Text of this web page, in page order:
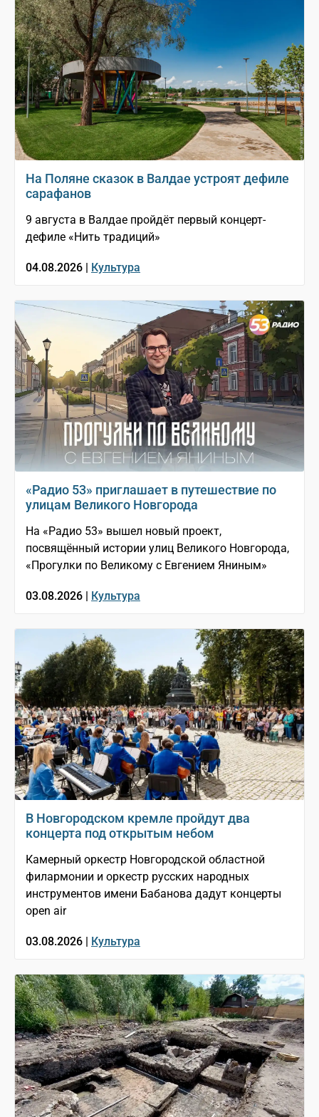
На Поляне сказок в Валдае устроят дефиле
сарафанов
9 августа в Валдае пройдёт первый концерт-
дефиле «Нить традиций»
04.08.2026 | Культура
«Радио 53» приглашает в путешествие по
улицам Великого Новгорода
На «Радио 53» вышел новый проект,
посвящённый истории улиц Великого Новгорода,
«Прогулки по Великому с Евгением Яниным»
03.08.2026 | Культура
В Новгородском кремле пройдут два
концерта под открытым небом
Камерный оркестр Новгородской областной
филармонии и оркестр русских народных
инструментов имени Бабанова дадут концерты
open air
03.08.2026 | Культура